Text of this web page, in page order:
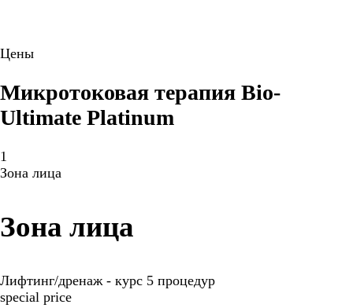
Цены
Микротоковая терапия Bio-
Ultimate Platinum
1
Зона лица
Зона лица
Лифтинг/дренаж - курс 5 процедур
special price